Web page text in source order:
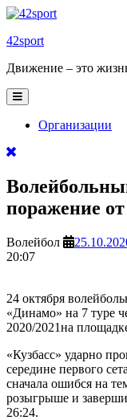
Skip
content
42sport
Движение – это
Open
Button
Организации
Close
поражение
Волейбол
20:07
24 октября
«Динамо» на 7 туре
2020/2021на
«Кузбасс» ударно
середине первого
сначала ошибся на
розыгрыше и
26:24.